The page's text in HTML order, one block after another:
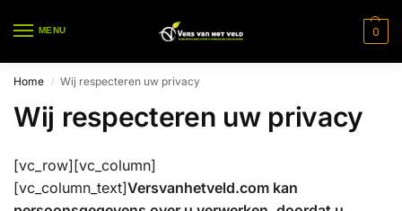
MENU 0
Home / Wij respecteren uw privacy
Wij respecteren uw privacy
[vc_row][vc_column]
[vc_column_text]Versvanhetveld.com kan